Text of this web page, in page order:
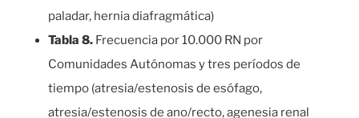
paladar, hernia diafragmática)
Tabla 8. Frecuencia por 10.000 RN por
Comunidades Autónomas y tres períodos de
tiempo (atresia/estenosis de esófago,
atresia/estenosis de ano/recto, agenesia renal